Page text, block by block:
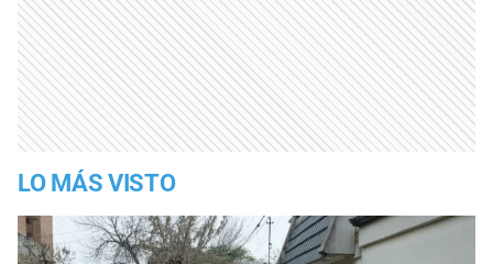
LO MÁS VISTO